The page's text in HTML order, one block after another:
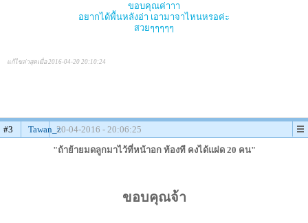
ขอบคุณค่าาา
อยากได้พื้นหลังอ่า เอามาจาไหนหรอค่ะ
สวยๆๆๆๆๆ
แก้ไขล่าสุดเมื่อ 2016-04-20 20:10:24
#3 Tawan_z20-04-2016 - 20:06:25
"ถ้าย้ายมดลูกมาไว้ที่หน้าอก ท้องที คงได้แฝด 20 คน"
ขอบคุณจ้า